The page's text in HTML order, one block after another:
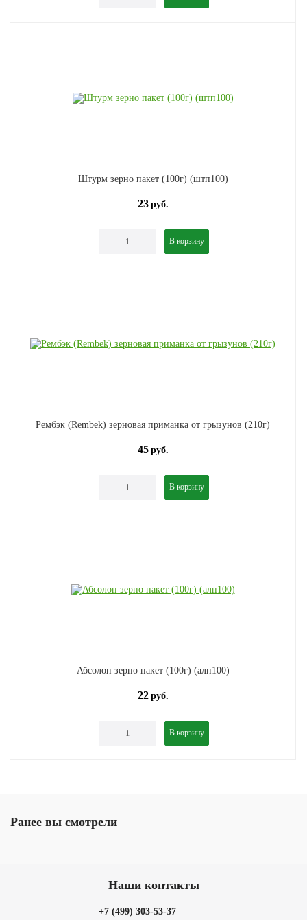
Штурм зерно пакет (100г) (штп100)
23 руб.
В корзину
Рембэк (Rembek) зерновая приманка от грызунов (210г)
45 руб.
В корзину
Абсолон зерно пакет (100г) (алп100)
22 руб.
В корзину
Ранее вы смотрели
Наши контакты
+7 (499) 303-53-37